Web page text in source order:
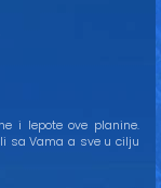
i lepote ove planine.
sa Vama a sve u cilju